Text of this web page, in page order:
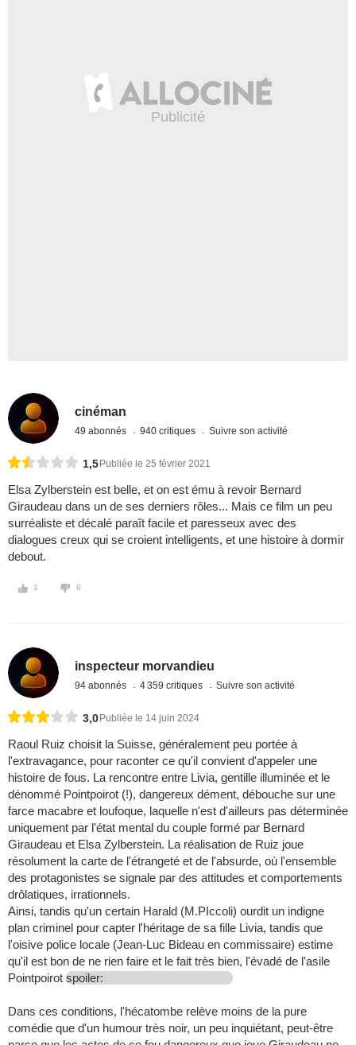
cinéman
49 abonnés 940 critiques Suivre son activité
1,5 Publiée le 25 février 2021
Elsa Zylberstein est belle, et on est ému à revoir Bernard
Giraudeau dans un de ses derniers rôles... Mais ce film un peu
surréaliste et décalé paraît facile et paresseux avec des
dialogues creux qui se croient intelligents, et une histoire à dormir
debout.
1 0
inspecteur morvandieu
94 abonnés 4 359 critiques Suivre son activité
3,0 Publiée le 14 juin 2024
Raoul Ruiz choisit la Suisse, généralement peu portée à
l'extravagance, pour raconter ce qu'il convient d'appeler une
histoire de fous. La rencontre entre Livia, gentille illuminée et le
dénommé Pointpoirot (!), dangereux dément, débouche sur une
farce macabre et loufoque, laquelle n'est d'ailleurs pas déterminée
uniquement par l'état mental du couple formé par Bernard
Giraudeau et Elsa Zylberstein. La réalisation de Ruiz joue
résolument la carte de l'étrangeté et de l'absurde, où l'ensemble
des protagonistes se signale par des attitudes et comportements
drôlatiques, irrationnels.
Ainsi, tandis qu'un certain Harald (M.PIccoli) ourdit un indigne
plan criminel pour capter l'héritage de sa fille Livia, tandis que
l'oisive police locale (Jean-Luc Bideau en commissaire) estime
qu'il est bon de ne rien faire et le fait très bien, l'évadé de l'asile
Pointpoirot spoiler:
Dans ces conditions, l'hécatombe relève moins de la pure
comédie que d'un humour très noir, un peu inquiétant, peut-être